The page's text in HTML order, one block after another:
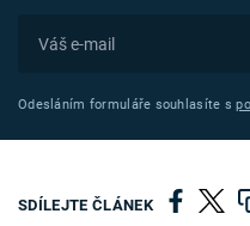
Odesláním formuláře souhlasíte s
SDÍLEJTE ČLÁNEK